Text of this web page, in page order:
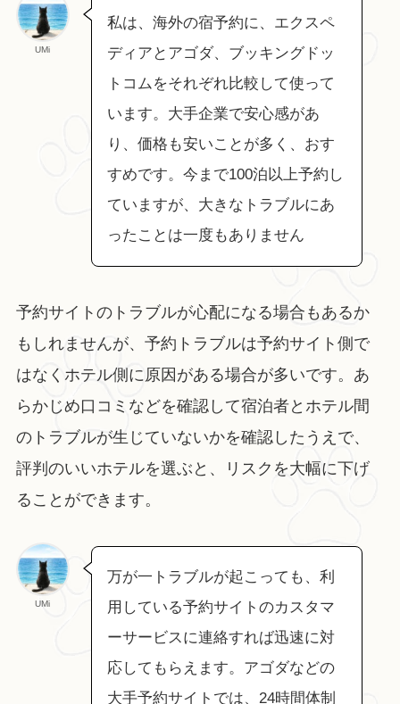
UMi
私は、海外の宿予約に、エクスペ
ディアとアゴダ、ブッキングドッ
トコムをそれぞれ比較して使って
います。大手企業で安心感があ
り、価格も安いことが多く、おす
すめです。今まで100泊以上予約し
ていますが、大きなトラブルにあ
ったことは一度もありません
予約サイトのトラブルが心配になる場合もあるか
もしれませんが、予約トラブルは予約サイト側で
はなくホテル側に原因がある場合が多いです。あ
らかじめ口コミなどを確認して宿泊者とホテル間
のトラブルが生じていないかを確認したうえで、
評判のいいホテルを選ぶと、リスクを大幅に下げ
ることができます。
UMi
万が一トラブルが起こっても、利
用している予約サイトのカスタマ
ーサービスに連絡すれば迅速に対
応してもらえます。アゴダなどの
大手予約サイトでは、24時間体制